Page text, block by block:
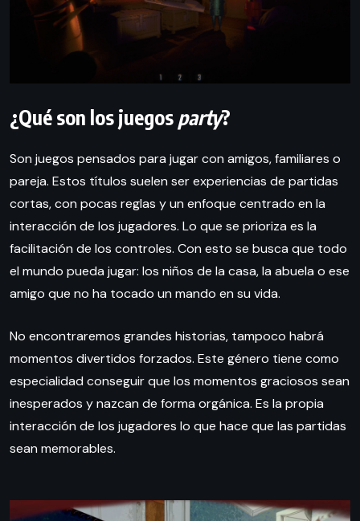
¿Qué son los juegosparty?
Son juegos pensados para jugar con amigos, familiares o
pareja. Estos títulos suelen ser experiencias de partidas
cortas, con pocas reglas y un enfoque centrado en la
interacción de los jugadores. Lo que se prioriza es la
facilitación de los controles. Con esto se busca que todo
el mundo pueda jugar: los niños de la casa, la abuela o ese
amigo que no ha tocado un mando en su vida.
No encontraremos grandes historias, tampoco habrá
momentos divertidos forzados. Este género tiene como
especialidad conseguir que los momentos graciosos sean
inesperados y nazcan de forma orgánica. Es la propia
interacción de los jugadores lo que hace que las partidas
sean memorables.